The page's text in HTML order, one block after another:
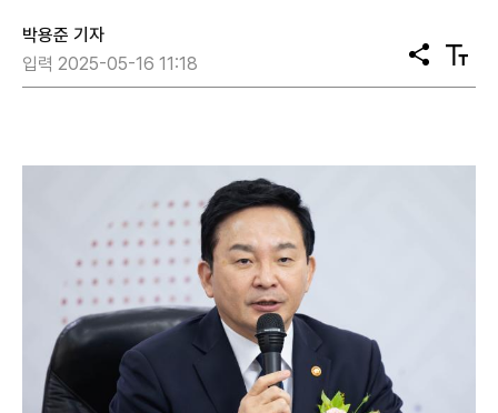
박용준 기자
입력 2025-05-16 11:18
공
유
텍
스